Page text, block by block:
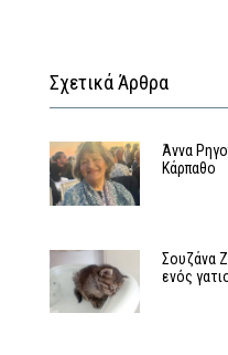
Σχετικά Άρθρα
Άννα
Κάρπαθο
Σουζάνα
ενός